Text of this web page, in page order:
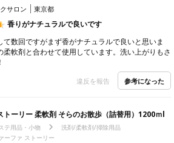
サロン 東京都
香りがナチュラルで良いです
て数回ですがまず香がナチュラルで良いと思いま
柔軟剤と合わせて使用しています。洗い上がりもさ
違反を報告 参考になった
トーリー 柔軟剤 そらのお散歩（詰替用）1200ｍl
テ用品・小物
洗剤/柔軟剤/掃除用品
ーファ ストーリー